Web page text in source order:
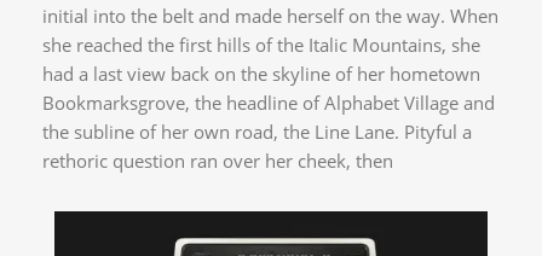
initial into the belt and made herself on the way. When
she reached the first hills of the Italic Mountains, she
had a last view back on the skyline of her hometown
Bookmarksgrove, the headline of Alphabet Village and
the subline of her own road, the Line Lane. Pityful a
rethoric question ran over her cheek, then